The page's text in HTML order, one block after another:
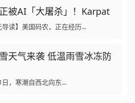
被AI「大屠杀」！Karpat
读】美国码农，正在经历...
天气来袭 低温雨雪冰冻防
，寒潮自西北向东...